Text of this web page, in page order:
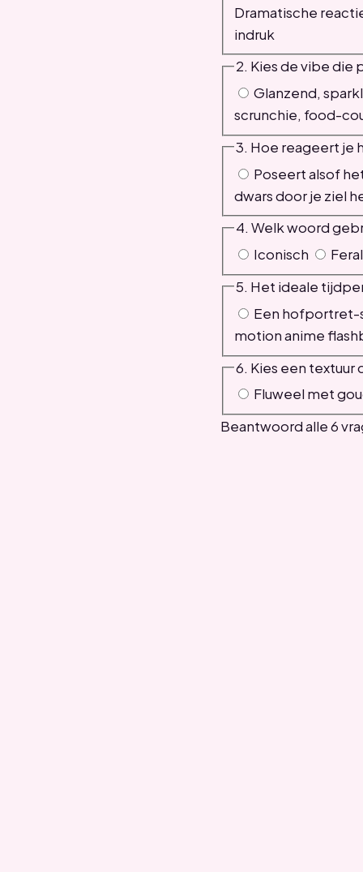
Dramatische
indruk
2. Kies de vibe die
Glanzend,
scrunchie, food-
3. Hoe reageert je
Poseert alsof
dwars door je ziel
4. Welk woord
Iconisch
Feral
5. Het ideale
Een hofportret-
motion anime
6. Kies een textuur
Fluweel met
Beantwoord alle 6